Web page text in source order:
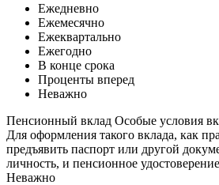
Ежедневно
Ежемесячно
Ежеквартально
Ежегодно
В конце срока
Проценты вперед
Неважно
Пенсионный вклад Особые условия
Для оформления такого вклада, как
предъявить паспорт или другой
личность, и пенсионное
Неважно